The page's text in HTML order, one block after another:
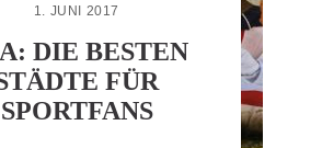
1. JUNI 2017
DIE BESTEN
FÜR
SPORTFANS